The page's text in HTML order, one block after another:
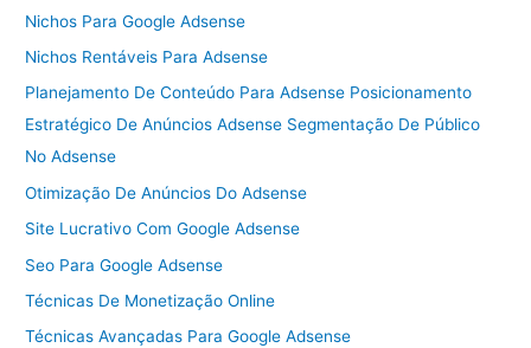
Nichos Para Google Adsense
Nichos Rentáveis Para Adsense
Planejamento De Conteúdo Para Adsense Posicionamento
Estratégico De Anúncios Adsense Segmentação De Público
No Adsense
Otimização De Anúncios Do Adsense
Site Lucrativo Com Google Adsense
Seo Para Google Adsense
Técnicas De Monetização Online
Técnicas Avançadas Para Google Adsense